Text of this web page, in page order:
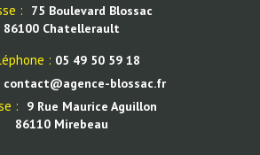
:
75 Boulevard Blossac
86100 Chatellerault
: 05 49 50 59 18
contact@agence-blossac.fr
:
9 Rue Maurice Aguillon
86110 Mirebeau